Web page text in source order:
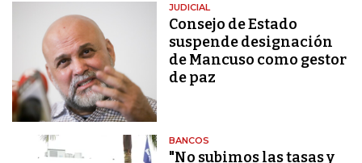
JUDICIAL
Consejo de Estado
suspende designación
de Mancuso como gestor
de paz
BANCOS
"No subimos las tasas y